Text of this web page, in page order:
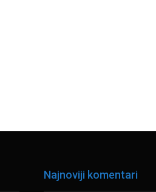
Najnoviji komentari